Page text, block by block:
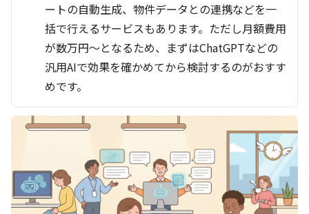
ートの自動生成、物件データとの連携などを一
括で行えるサービスもあります。ただし月額費用
が数万円〜となるため、まずはChatGPTなどの
汎用AIで効果を確かめてから検討するのがおすす
めです。